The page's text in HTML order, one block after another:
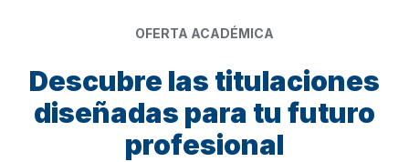
OFERTA ACADÉMICA
Descubre las titulaciones
diseñadas para tu futuro
profesional